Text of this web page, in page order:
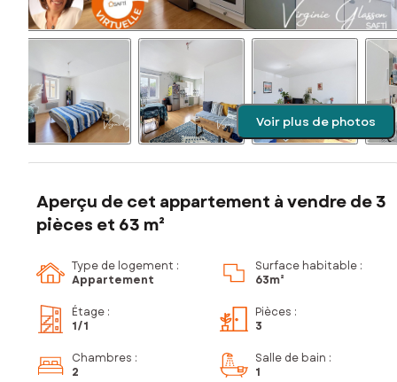
Voir plus de photos
Aperçu de cet appartement à vendre de 3
pièces et 63 m²
Type de logement :
Appartement
Surface habitable :
63m²
Étage :
1/1
Pièces :
3
Chambres :
2
Salle de bain :
1